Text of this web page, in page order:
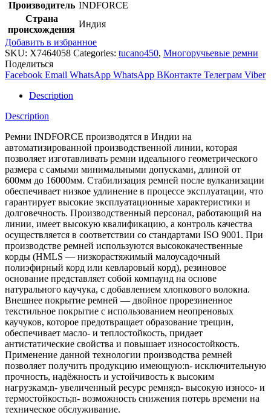
Производитель INDFORCE
Страна
происхождения
Индия
Добавить в избранное
SKU: X7464058 Categories: tucano450, Многоручьевые ремни
Поделиться
Facebook Email WhatsApp WhatsApp ВКонтакте Телеграм Viber
Description
Description
Ремни INDFORCE производятся в Индии на
автоматизированной производственной линии, которая
позволяет изготавливать ремни идеального геометрического
размера с самыми минимальными допусками, длиной от
600мм до 16000мм. Стабилизация ремней после вулканизации
обеспечивает низкое удлинение в процессе эксплуатации, что
гарантирует высокие эксплуатационные характеристики и
долговечность. Производственный персонал, работающий на
линии, имеет высокую квалификацию, а контроль качества
осуществляется в соответствии со стандартами ISO 9001. При
производстве ремней используются высококачественные
корды (HMLS — низкорастяжимый малоусадочный
полиэфирный корд или кевларовый корд), резиновое
основание представляет собой компаунд на основе
натурального каучука, с добавлением хлопкового волокна.
Внешнее покрытие ремней — двойное прорезиненное
текстильное покрытие с использованием неопреновых
каучуков, которое предотвращает образование трещин,
обеспечивает масло- и теплостойкость, придает
антистатические свойства и повышает износостойкость.
Применение данной технологии производства ремней
позволяет получить продукцию имеющую:n- исключительную
прочность, надёжность и устойчивость к высоким
нагрузкам;n- увеличенный ресурс ремня;n- высокую износо- и
термостойкость;n- возможность снижения потерь времени на
техническое обслуживание.